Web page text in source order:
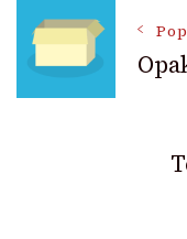
wpisu